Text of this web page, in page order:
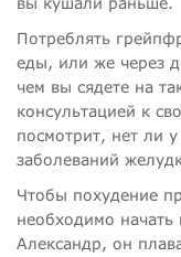
Потреблять
еды, или же через
чем вы сядете на
консультацией к
посмотрит, нет ли
заболеваний
Чтобы похудение
необходимо начать
Александр, он